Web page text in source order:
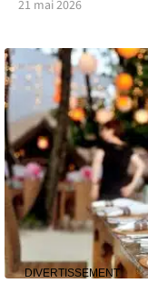
21 mai 2026
DIVERTISSEMENT